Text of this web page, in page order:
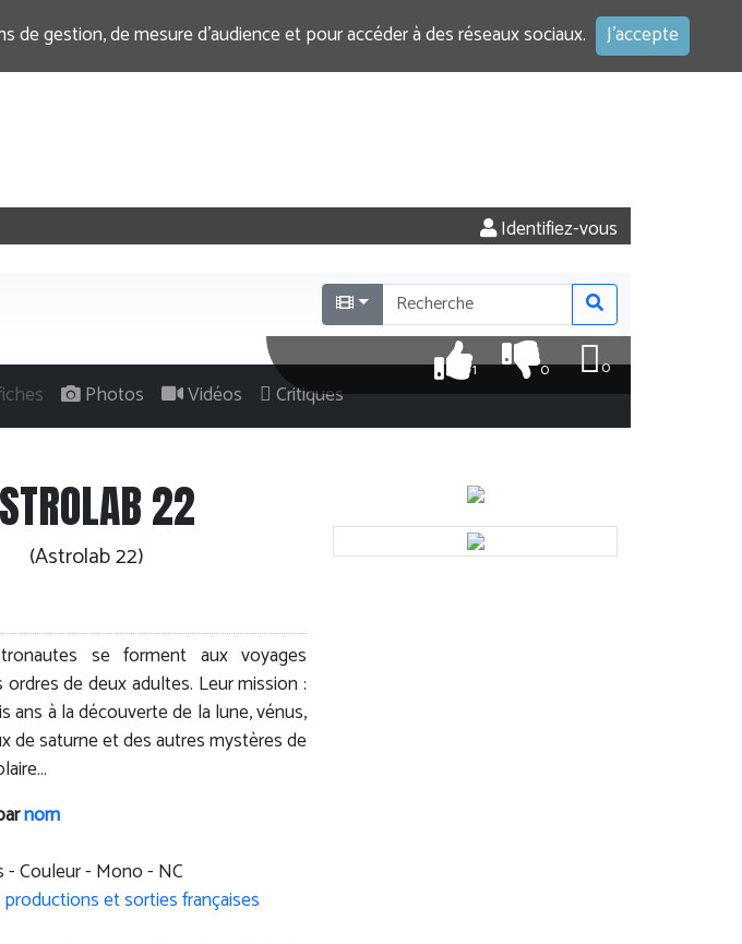
gestion, de mesure d’audience et pour accéder à des réseaux sociaux. J'accepte
Identifiez-vous
0
0
1
Photos Vidéos Critiques
22
(Astrolab 22)
se forment aux voyages
de deux adultes. Leur mission :
ans à la découverte de la lune, vénus,
de saturne et des autres mystères de
nom
- Couleur - Mono - NC